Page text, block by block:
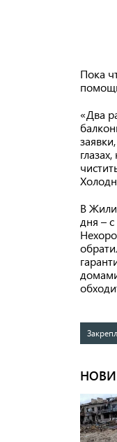
Пока
«Два
В
дня –